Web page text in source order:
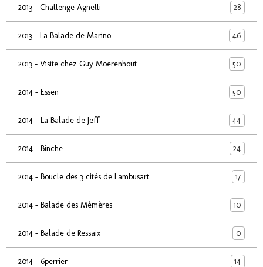
2013 - Challenge Agnelli 28
2013 - La Balade de Marino 46
2013 - Visite chez Guy Moerenhout 50
2014 - Essen 50
2014 - La Balade de Jeff 44
2014 - Binche 24
2014 - Boucle des 3 cités de Lambusart 17
2014 - Balade des Mèmères 10
2014 - Balade de Ressaix 0
2014 - 6perrier 14